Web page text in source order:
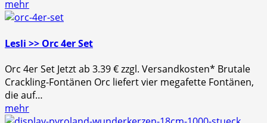
mehr
Lesli >> Orc 4er Set
Orc 4er Set Jetzt ab 3.39 € zzgl. Versandkosten* Brutale
Crackling-Fontänen Orc liefert vier megafette Fontänen,
die auf…
mehr